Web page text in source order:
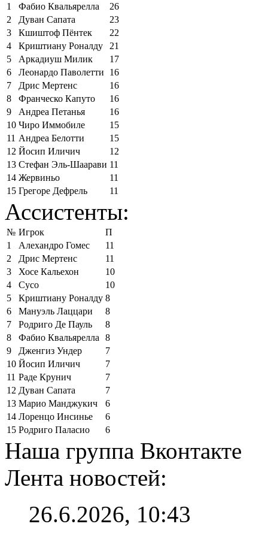
1
Фабио Квальярелла
26
2
Дуван Сапата
23
3
Кшиштоф Пёнтек
22
4
Криштиану Роналду
21
5
Аркадиуш Милик
17
6
Леонардо Паволетти
16
7
Дрис Мертенс
16
8
Франческо Капуто
16
9
Андреа Петанья
16
10 Чиро Иммобиле
15
11 Андреа Белотти
15
12 Йосип Иличич
12
13 Стефан Эль-Шаарави 11
14 Жервиньо
11
15 Грегоре Дефрель 11
Ассистенты:
№ Игрок
П
1
Алехандро Гомес
11
2
Дрис Мертенс
11
3
Хосе Кальехон
10
4
Сусо
10
5
Криштиану Роналду 8
6
Мануэль Лаццари
8
7
Родриго Де Пауль
8
8
Фабио Квальярелла
8
9
Дженгиз Ундер
7
10 Йосип Иличич
7
11 Раде Крунич
7
12 Дуван Сапата
7
13 Марио Манджукич
6
14 Лоренцо Инсинье
6
15 Родриго Паласио 6
Наша группа Вконтакте
Лента новостей:
26.6.2026, 10:43